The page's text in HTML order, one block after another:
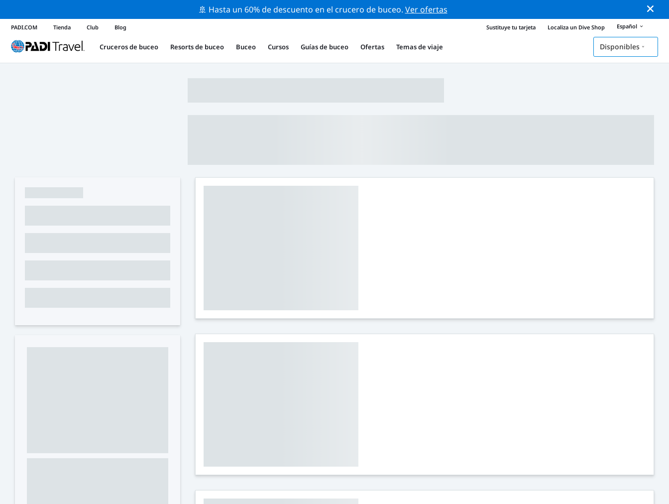
🚢 Hasta un 60% de descuento en el crucero de buceo. Ver ofertas
PADI.COM Tienda Club Blog Sustituye tu tarjeta Localiza un Dive Shop Español
Cruceros de buceo Resorts de buceo Buceo Cursos Guías de buceo Ofertas Temas de viaje Disponibles